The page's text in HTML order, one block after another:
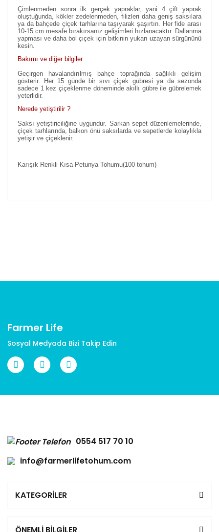
Çimlenmeden sonra ilk gerçek yapraklar, yani 4 çift yaprak
oluştuğunda, kökler zedelenmeden, filizleri daha geniş saksılara
ya da bahçede çiçek tarhlarına taşıyarak şaşırtın. Her fide arası
10-15 cm mesafe bırakırsanız gelişimleri hızlanacaktır. Dallanma
yapması ve daha bol çiçek için bitkinin yukarı uzayan sürgününü
kesin.
Bakımı ve diğer bilgiler
Geçirgen havalandırılmış bahçe toprağında sağlıklı gelişim
gösterir. Her 15 günde bir sıvı çiçek gübresi ya da sezonda
sadece 1 kez çiçeklenme döneminde akıllı gübre ile gübrelemek
yeterlidir.
Nerede yetiştirilir ?
Saksı yetiştiriciliğine uygundur. Sarkan sepet düzenlemelerinde,
çiçek tarhlarında, balkon önü saksılarda ve sepetlerde kolaylıkla
yetişir ve çiçeklenir.
Karışık Renkli Kısa Petunya Tohumu(100 tohum)
Farmer Life
Sosyal Medyada Bizi Takip Edin
0554 517 70 10
info@farmerlifetohum.com
KATEGORİLER
ÖNEMLİ BİLGİLER